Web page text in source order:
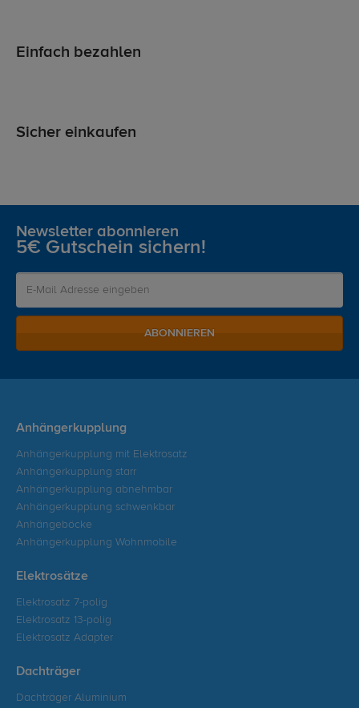
Einfach bezahlen
Sicher einkaufen
Newsletter abonnieren
5€ Gutschein sichern!
ABONNIEREN
Anhängerkupplung
Anhängerkupplung mit Elektrosatz
Anhängerkupplung starr
Anhängerkupplung abnehmbar
Anhängerkupplung schwenkbar
Anhängeböcke
Anhängerkupplung Wohnmobile
Elektrosätze
Elektrosatz 7-polig
Elektrosatz 13-polig
Elektrosatz Adapter
Dachträger
Dachträger Aluminium